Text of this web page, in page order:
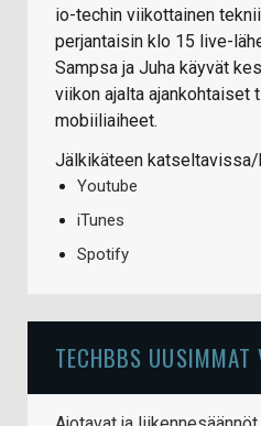
io-techin viikottainen
perjantaisin klo 15 live-
Sampsa ja Juha käyvät
viikon ajalta ajankohtaiset
mobiiliaiheet.
Jälkikäteen katseltavissa/
Youtube
iTunes
Spotify
TECHBBS UUSIMMAT